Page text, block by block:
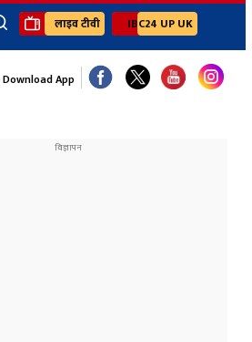
×
Youtube Channels
Ibc24 Jankarwan
लाइव टीवी IBC24 UP UK
Download App